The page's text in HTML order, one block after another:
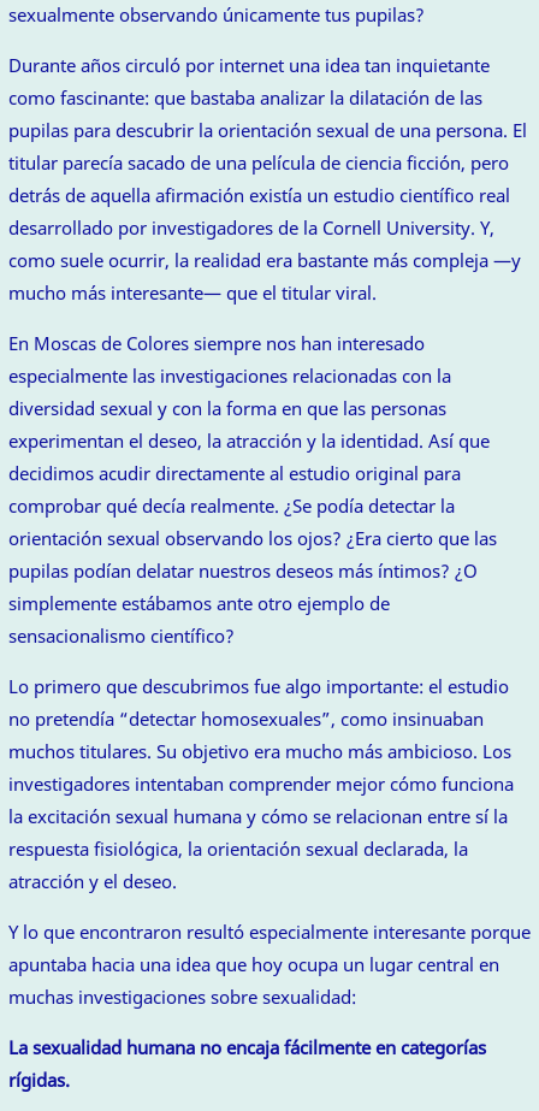
sexualmente observando únicamente tus pupilas?
Durante años circuló por internet una idea tan inquietante
como fascinante: que bastaba analizar la dilatación de las
pupilas para descubrir la orientación sexual de una persona. El
titular parecía sacado de una película de ciencia ficción, pero
detrás de aquella afirmación existía un estudio científico real
desarrollado por investigadores de la Cornell University. Y,
como suele ocurrir, la realidad era bastante más compleja —y
mucho más interesante— que el titular viral.
En Moscas de Colores siempre nos han interesado
especialmente las investigaciones relacionadas con la
diversidad sexual y con la forma en que las personas
experimentan el deseo, la atracción y la identidad. Así que
decidimos acudir directamente al estudio original para
comprobar qué decía realmente. ¿Se podía detectar la
orientación sexual observando los ojos? ¿Era cierto que las
pupilas podían delatar nuestros deseos más íntimos? ¿O
simplemente estábamos ante otro ejemplo de
sensacionalismo científico?
Lo primero que descubrimos fue algo importante: el estudio
no pretendía “detectar homosexuales”, como insinuaban
muchos titulares. Su objetivo era mucho más ambicioso. Los
investigadores intentaban comprender mejor cómo funciona
la excitación sexual humana y cómo se relacionan entre sí la
respuesta fisiológica, la orientación sexual declarada, la
atracción y el deseo.
Y lo que encontraron resultó especialmente interesante porque
apuntaba hacia una idea que hoy ocupa un lugar central en
muchas investigaciones sobre sexualidad:
La sexualidad humana no encaja fácilmente en categorías
rígidas.